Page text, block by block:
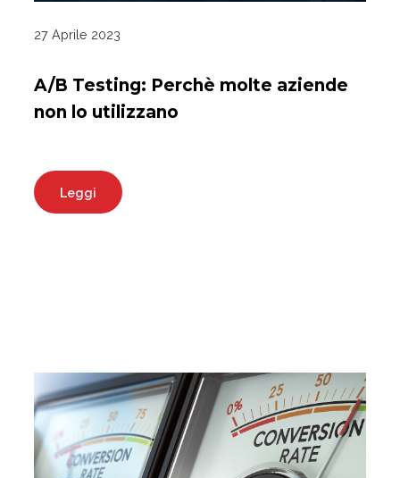
27 Aprile 2023
A/B Testing: Perchè molte aziende
non lo utilizzano
Leggi